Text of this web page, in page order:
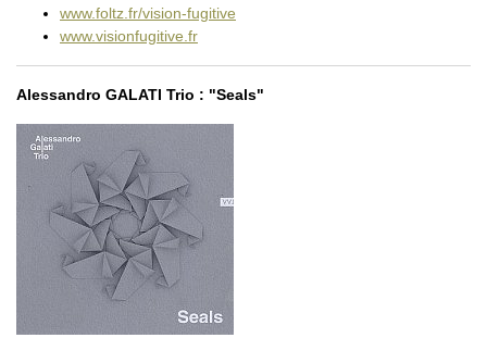
www.foltz.fr/vision-fugitive
www.visionfugitive.fr
Alessandro GALATI Trio : "Seals"